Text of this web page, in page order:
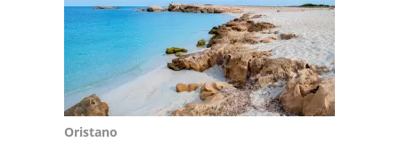
Oristano